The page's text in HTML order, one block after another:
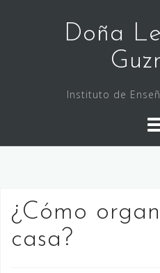
Doña
Instituto de
¿Cómo
casa?